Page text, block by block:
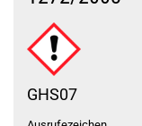
Schau
GHS07